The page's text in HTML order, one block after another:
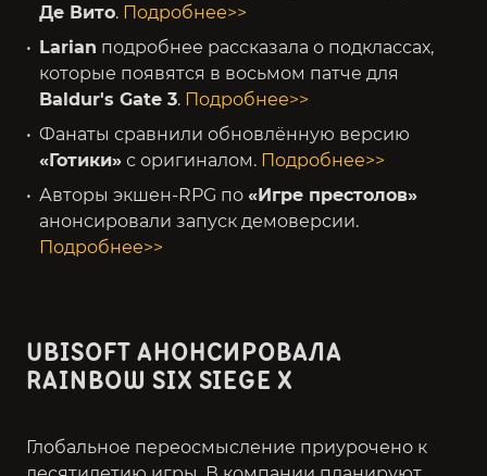
Де Вито. Подробнее>>
Larian подробнее рассказала о подклассах,
которые появятся в восьмом патче для
Baldur's Gate 3. Подробнее>>
Фанаты сравнили обновлённую версию
«Готики» с оригиналом. Подробнее>>
Авторы экшен-RPG по «Игре престолов»
анонсировали запуск демоверсии.
Подробнее>>
UBISOFT АНОНСИРОВАЛА
RAINBOW SIX SIEGE X
Глобальное переосмысление приурочено к